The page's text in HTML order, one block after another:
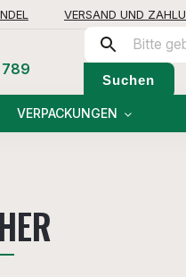
VERSAND UND
Suchen
VERPACKUNGEN